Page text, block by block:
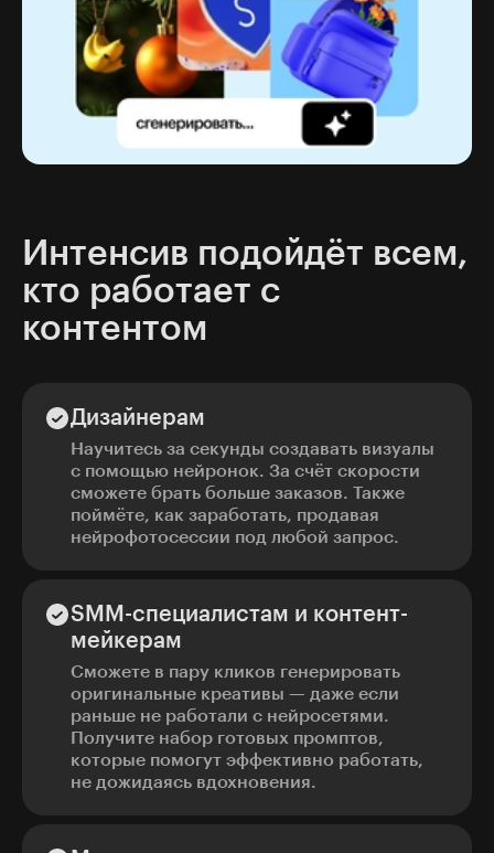
Интенсив подойдёт всем,
кто работает с
контентом
Дизайнерам
Научитесь за секунды создавать визуалы
с помощью нейронок. За счёт скорости
сможете брать больше заказов. Также
поймёте, как заработать, продавая
нейрофотосессии под любой запрос.
SMM-специалистам и контент-
мейкерам
Сможете в пару кликов генерировать
оригинальные креативы — даже если
раньше не работали с нейросетями.
Получите набор готовых промптов,
которые помогут эффективно работать,
не дожидаясь вдохновения.